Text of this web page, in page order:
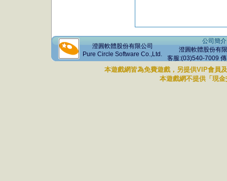
澄圓軟體股份有限公司
Pure Circle Software Co.,Ltd.
公司簡介
澄圓軟體股份有
客服:(03)540-7009
本遊戲網皆為免費遊戲，另提供VIP會員
本遊戲網不提供「現